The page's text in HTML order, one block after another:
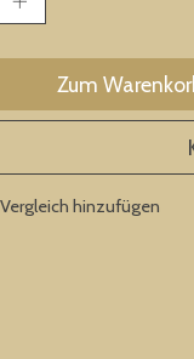
Zum
hinzufügen